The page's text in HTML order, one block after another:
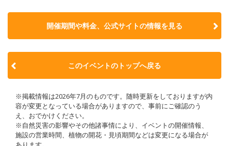
開催期間や料金、公式サイトの情報を見る
このイベントのトップへ戻る
※掲載情報は2026年7月のものです。随時更新をしておりますが内
容が変更となっている場合がありますので、事前にご確認のう
え、おでかけください。
※自然災害の影響やその他諸事情により、イベントの開催情報、
施設の営業時間、植物の開花・見頃期間などは変更になる場合が